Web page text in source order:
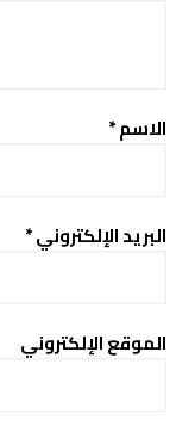
الاسم*
البريد الإلكتروني*
الموقع الإلكتروني